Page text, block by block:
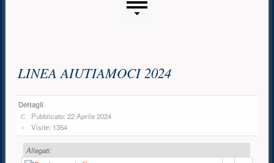
LINEA AIUTIAMOCI 2024
Dettagli
Pubblicato: 22 Aprile 2024
Visite: 1354
Allegati: